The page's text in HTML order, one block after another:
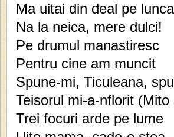
Ma uitai din deal pe lunca
Na la neica, mere dulci!
Pe drumul manastiresc
Pentru cine am muncit
Spune-mi, Ticuleana,
Teisorul mi-a-nflorit (Mito
Trei focuri arde pe lume